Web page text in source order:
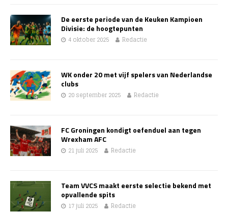
De eerste periode van de Keuken Kampioen
Divisie: de hoogtepunten
4 oktober 2025 Redactie
WK onder 20 met vijf spelers van Nederlandse
clubs
20 september 2025 Redactie
FC Groningen kondigt oefenduel aan tegen
Wrexham AFC
21 juli 2025 Redactie
Team VVCS maakt eerste selectie bekend met
opvallende spits
17 juli 2025 Redactie